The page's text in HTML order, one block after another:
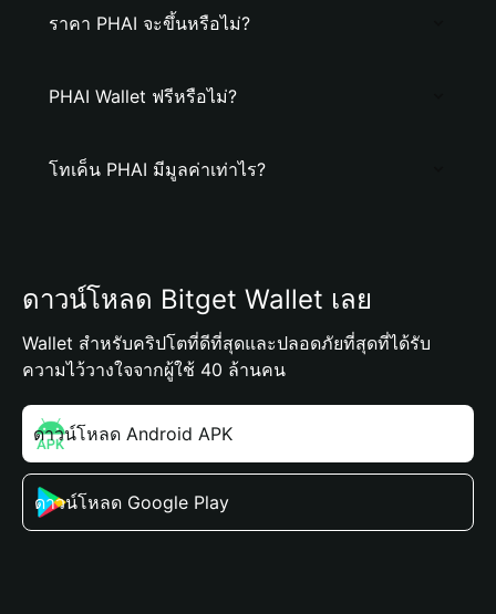
ราคา PHAI จะขึ้นหรือไม่?
PHAI Wallet ฟรีหรือไม่?
โทเค็น PHAI มีมูลค่าเท่าไร?
ดาวน์โหลด Bitget Wallet เลย
Wallet สำหรับคริปโตที่ดีที่สุดและปลอดภัยที่สุดที่ได้รับ
ความไว้วางใจจากผู้ใช้ 40 ล้านคน
ดาวน์โหลด Android APK
ดาวน์โหลด Google Play